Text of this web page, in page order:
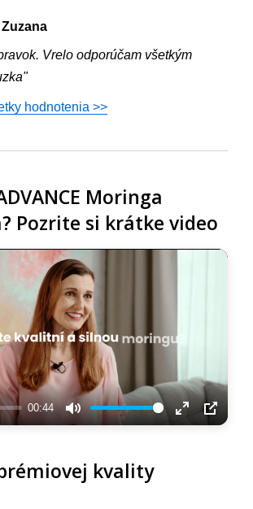
Vrelo odporúčam všetkým
hodnotenia >>
Moringa
Pozrite si krátke video
00:44
Mute
EnterPIP
kvality